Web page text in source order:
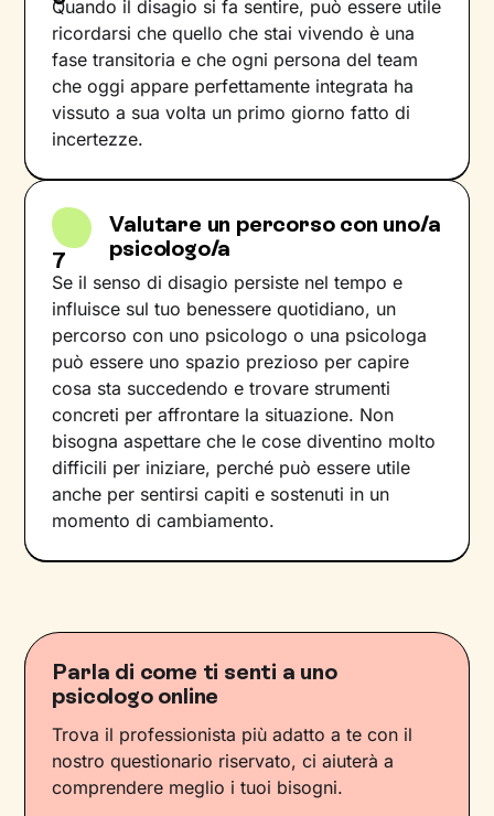
Quando il disagio si fa sentire, può essere utile
ricordarsi che quello che stai vivendo è una
fase transitoria e che ogni persona del team
che oggi appare perfettamente integrata ha
vissuto a sua volta un primo giorno fatto di
incertezze.
7
Valutare un percorso con uno/a
psicologo/a
Se il senso di disagio persiste nel tempo e
influisce sul tuo benessere quotidiano, un
percorso con uno psicologo o una psicologa
può essere uno spazio prezioso per capire
cosa sta succedendo e trovare strumenti
concreti per affrontare la situazione. Non
bisogna aspettare che le cose diventino molto
difficili per iniziare, perché può essere utile
anche per sentirsi capiti e sostenuti in un
momento di cambiamento.
Parla di come ti senti a uno
psicologo online
Trova il professionista più adatto a te con il
nostro questionario riservato, ci aiuterà a
comprendere meglio i tuoi bisogni.